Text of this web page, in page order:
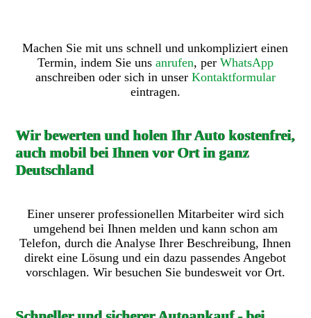
Machen Sie mit uns schnell und unkompliziert einen
Termin, indem Sie uns anrufen, per WhatsApp
anschreiben oder sich in unser Kontaktformular
eintragen.
Wir bewerten und holen Ihr Auto kostenfrei,
auch mobil bei Ihnen vor Ort in ganz
Deutschland
Einer unserer professionellen Mitarbeiter wird sich
umgehend bei Ihnen melden und kann schon am
Telefon, durch die Analyse Ihrer Beschreibung, Ihnen
direkt eine Lösung und ein dazu passendes Angebot
vorschlagen. Wir besuchen Sie bundesweit vor Ort.